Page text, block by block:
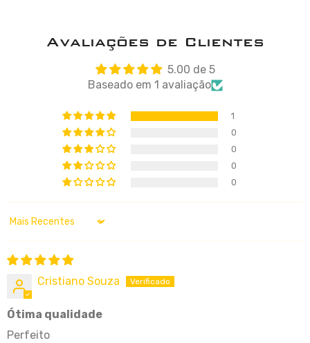
Avaliações de Clientes
5.00 de 5
Baseado em 1 avaliação
1
0
0
0
0
Sort by
Cristiano Souza
Ótima qualidade
Perfeito